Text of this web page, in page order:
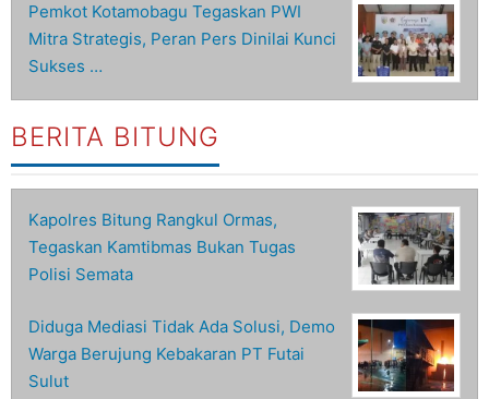
Pemkot Kotamobagu Tegaskan PWI
Mitra Strategis, Peran Pers Dinilai Kunci
Sukses …
BERITA BITUNG
Kapolres Bitung Rangkul Ormas,
Tegaskan Kamtibmas Bukan Tugas
Polisi Semata
Diduga Mediasi Tidak Ada Solusi, Demo
Warga Berujung Kebakaran PT Futai
Sulut